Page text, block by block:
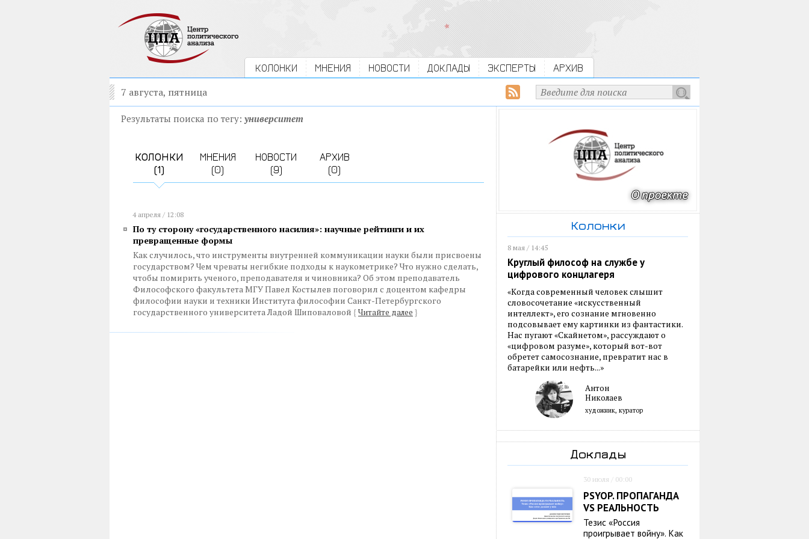
КОЛОНКИ МНЕНИЯ НОВОСТИ ДОКЛАДЫ ЭКСПЕРТЫ АРХИВ
7 августа, пятница
Результаты поиска по тегу: университет
КОЛОНКИ
(1)
МНЕНИЯ
(0)
НОВОСТИ
(9)
АРХИВ
(0)
4 апреля / 12:08
По ту сторону «государственного насилия»: научные рейтинги и их
превращенные формы
Как случилось, что инструменты внутренней коммуникации науки были присвоены
государством? Чем чреваты негибкие подходы к наукометрике? Что нужно сделать,
чтобы помирить ученого, преподавателя и чиновника? Об этом преподаватель
Философского факультета МГУ Павел Костылев поговорил с доцентом кафедры
философии науки и техники Института философии Санкт-Петербургского
государственного университета Ладой Шиповаловой { Читайте далее }
Колонки
8 мая / 14:45
Круглый философ на службе у
цифрового концлагеря
«Когда современный человек слышит
словосочетание «искусственный
интеллект», его сознание мгновенно
подсовывает ему картинки из фантастики.
Нас пугают «Скайнетом», рассуждают о
«цифровом разуме», который вот-вот
обретет самосознание, превратит нас в
батарейки или нефть...»
Антон
Николаев
художник, куратор
Доклады
30 июля / 00:00
PSYOP. ПРОПАГАНДА
VS РЕАЛЬНОСТЬ
Тезис «Россия
проигрывает войну». Как